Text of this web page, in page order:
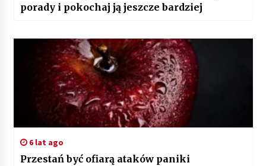
porady i pokochaj ją jeszcze bardziej
6 lat ago
Przestań być ofiarą ataków paniki